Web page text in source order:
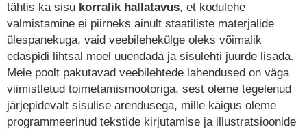
tähtis ka sisu korralik hallatavus, et kodulehe
valmistamine ei piirneks ainult staatiliste materjalide
ülespanekuga, vaid veebilehekülge oleks võimalik
edaspidi lihtsal moel uuendada ja sisulehti juurde lisada.
Meie poolt pakutavad veebilehtede lahendused on väga
viimistletud toimetamismootoriga, sest oleme tegelenud
järjepidevalt sisulise arendusega, mille käigus oleme
programmeerinud tekstide kirjutamise ja illustratsioonide